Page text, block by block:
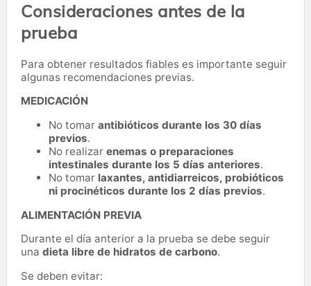
Consideraciones antes de la
prueba
Para obtener resultados fiables es importante seguir
algunas recomendaciones previas.
MEDICACIÓN
No tomar antibióticos durante los 30 días
previos.
No realizar enemas o preparaciones
intestinales durante los 5 días anteriores.
No tomar laxantes, antidiarreicos, probióticos
ni procinéticos durante los 2 días previos.
ALIMENTACIÓN PREVIA
Durante el día anterior a la prueba se debe seguir
una dieta libre de hidratos de carbono.
Se deben evitar: